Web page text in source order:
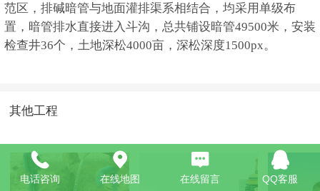
范区，排碱暗管与地面灌排渠系相结合，均采用单级布
置，暗管排水直接进入斗沟，总共铺设暗管49500米，安装
检查井36个，土地深松4000亩，深松深度1500px。
其他工程
电话咨询 在线地图 在线留言 QQ客服